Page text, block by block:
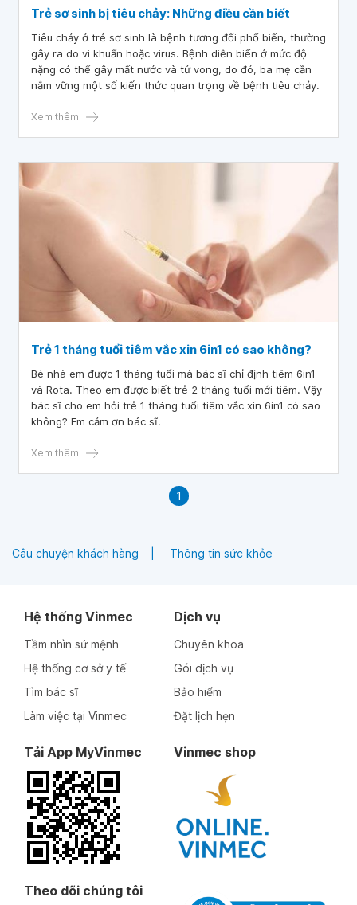
Trẻ sơ sinh bị tiêu chảy: Những điều cần biết
Tiêu chảy ở trẻ sơ sinh là bệnh tương đối phổ biến, thường
gây ra do vi khuẩn hoặc virus. Bệnh diễn biến ở mức độ
nặng có thể gây mất nước và tử vong, do đó, ba mẹ cần
nắm vững một số kiến thức quan trọng về bệnh tiêu chảy.
Xem thêm
Trẻ 1 tháng tuổi tiêm vắc xin 6in1 có sao không?
Bé nhà em được 1 tháng tuổi mà bác sĩ chỉ định tiêm 6in1
và Rota. Theo em được biết trẻ 2 tháng tuổi mới tiêm. Vậy
bác sĩ cho em hỏi trẻ 1 tháng tuổi tiêm vắc xin 6in1 có sao
không? Em cảm ơn bác sĩ.
Xem thêm
1
Câu chuyện khách hàng Thông tin sức khỏe
Hệ thống Vinmec
Tầm nhìn sứ mệnh
Hệ thống cơ sở y tế
Tìm bác sĩ
Làm việc tại Vinmec
Dịch vụ
Chuyên khoa
Gói dịch vụ
Bảo hiểm
Đặt lịch hẹn
Tải App MyVinmec Vinmec shop
Theo dõi chúng tôi